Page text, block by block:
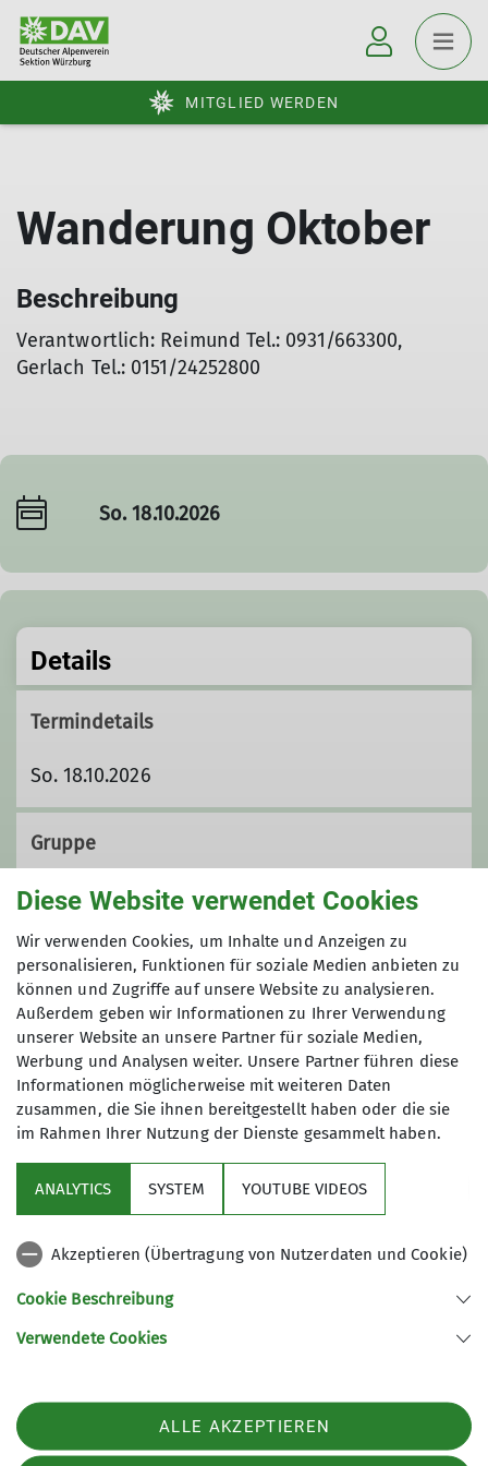
MITGLIED WERDEN
Wanderung Oktober
Beschreibung
Verantwortlich: Reimund Tel.: 0931/663300,
Gerlach Tel.: 0151/24252800
So. 18.10.2026
Details
Termindetails
So. 18.10.2026
Gruppe
Wandergruppe 4
Wir wandern regelmäßig zwischen 10
und 15 Kilometer - die Teilnahme ist
kostenfrei!
Service
Unsere Partner
Sektion Würzburg des Deutschen Alpenvereins e.V.
Telefon +49931573080
Diese Website verwendet Cookies
Wir verwenden Cookies, um Inhalte und Anzeigen zu
personalisieren, Funktionen für soziale Medien anbieten zu
können und Zugriffe auf unsere Website zu analysieren.
Außerdem geben wir Informationen zu Ihrer Verwendung
unserer Website an unsere Partner für soziale Medien,
Werbung und Analysen weiter. Unsere Partner führen diese
Informationen möglicherweise mit weiteren Daten
zusammen, die Sie ihnen bereitgestellt haben oder die sie
im Rahmen Ihrer Nutzung der Dienste gesammelt haben.
ANALYTICS SYSTEM YOUTUBE VIDEOS
Akzeptieren (Übertragung von Nutzerdaten und Cookie)
Cookie Beschreibung
Verwendete Cookies
ALLE AKZEPTIEREN